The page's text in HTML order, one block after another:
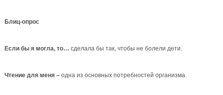
Блиц-опрос
Если бы я могла, то… сделала бы так, чтобы не болели дети.
Чтение для меня – одна из основных потребностей организма.